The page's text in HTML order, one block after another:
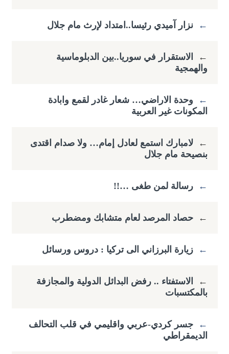
← نزار آميدي رئيسا..امتداد لإرث مام جلال
←
الاستقرار في سوريا..بين الدبلوماسية
والهمجية
←
وحدة الاراضي… شعار غادر لقمع وابادة
المكونات غير العربية
←
لامبارك استمع لعادل إمام… ولا صدام اقتدى
بنصيحة مام جلال
← رسالة لمن طغى …!!
← حصاد المرصد لعام متشابك ومضطرب
← زيارة البرزاني الى تركيا : دروس ورسائل
←
الاستفتاء .. رفض البدائل الدولية والمجازفة
بالمكتسبات
←
جسر كردي-عربي واقليمي في قلب التحالف
الديمقراطي